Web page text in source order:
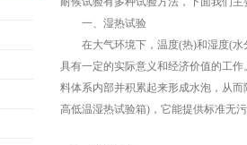
一、湿热试验
在大气环境下，温度(热)和湿度(水
具有一定的实际意义和经济价值的工
料体系内部并积累起来形成水泡，从
高低温湿热试验箱)，它能提供标准无